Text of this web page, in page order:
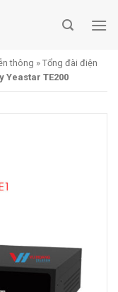
thông » Tổng đài điện
Yeastar TE200